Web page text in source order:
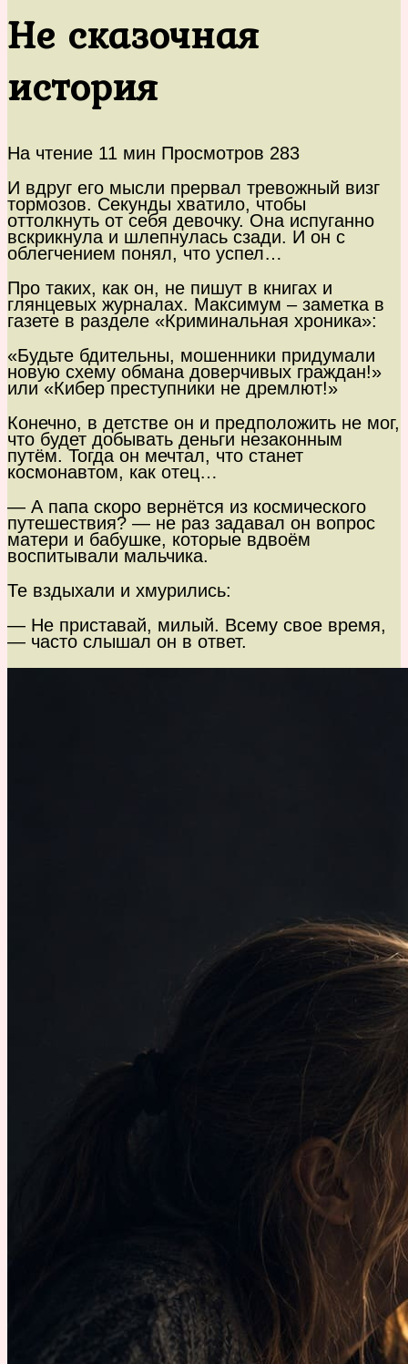
Не сказочная
история
На чтение 11 мин Просмотров 283
И вдруг его мысли прервал тревожный визг
тормозов. Секунды хватило, чтобы
оттолкнуть от себя девочку. Она испуганно
вскрикнула и шлепнулась сзади. И он с
облегчением понял, что успел…
Про таких, как он, не пишут в книгах и
глянцевых журналах. Максимум – заметка в
газете в разделе «Криминальная хроника»:
«Будьте бдительны, мошенники придумали
новую схему обмана доверчивых граждан!»
или «Кибер преступники не дремлют!»
Конечно, в детстве он и предположить не мог,
что будет добывать деньги незаконным
путём. Тогда он мечтал, что станет
космонавтом, как отец…
— А папа скоро вернётся из космического
путешествия? — не раз задавал он вопрос
матери и бабушке, которые вдвоём
воспитывали мальчика.
Те вздыхали и хмурились:
— Не приставай, милый. Всему свое время,
— часто слышал он в ответ.